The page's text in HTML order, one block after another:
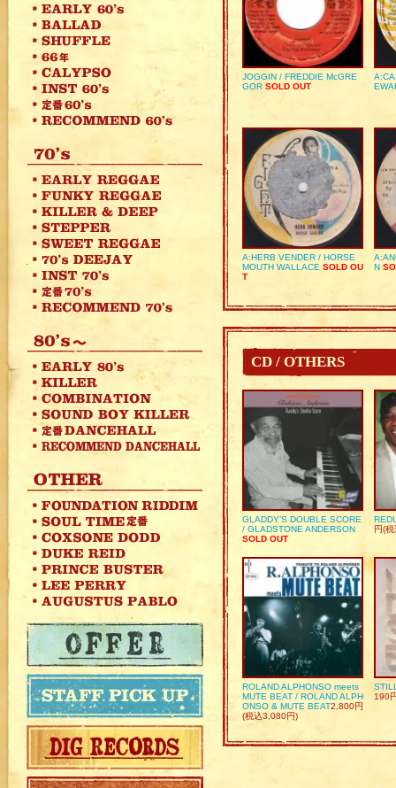
JOGGIN / FREDDIE McGRE
GOR SOLD OUT
A:HERB VENDER / HORSE
MOUTH WALLACE SOLD OU
T
N
CD / OTHERS
GLADDY’S DOUBLE SCORE
/ GLADSTONE ANDERSON
SOLD OUT
円(
ROLAND ALPHONSO meets
MUTE BEAT / ROLAND ALPH
ONSO & MUTE BEAT2,800円
(税込3,080円)
190